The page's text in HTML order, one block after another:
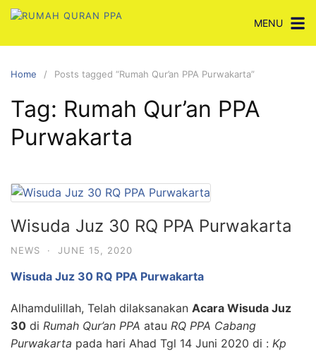
Skip
content
MENU
Home Posts tagged “Rumah Qur’an PPA Purwakarta”
Tag: Rumah Qur’an PPA
Purwakarta
Wisuda Juz 30 RQ PPA Purwakarta
NEWS · JUNE 15, 2020
Wisuda Juz 30 RQ PPA Purwakarta
Alhamdulillah, Telah dilaksanakan Acara Wisuda Juz
30 di Rumah Qur’an PPA atau RQ PPA Cabang
Purwakarta pada hari Ahad Tgl 14 Juni 2020 di : Kp